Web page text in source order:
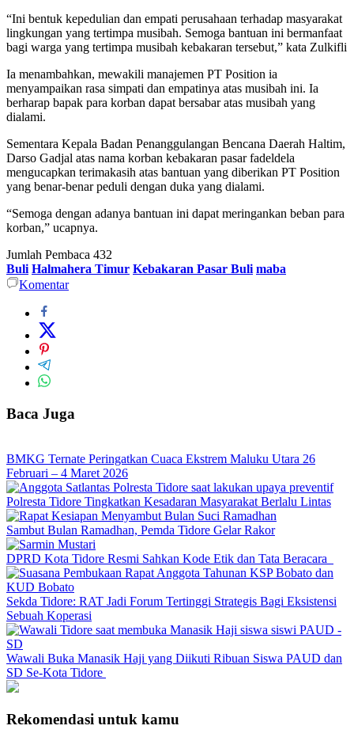
“Ini bentuk kepedulian dan empati perusahaan terhadap masyarakat
lingkungan yang tertimpa musibah. Semoga bantuan ini bermanfaat
bagi warga yang tertimpa musibah kebakaran tersebut,” kata Zulkifli
Ia menambahkan, mewakili manajemen PT Position ia
menyampaikan rasa simpati dan empatinya atas musibah ini. Ia
berharap bapak para korban dapat bersabar atas musibah yang
dialami.
Sementara Kepala Badan Penanggulangan Bencana Daerah Haltim,
Darso Gadjal atas nama korban kebakaran pasar fadeldela
mengucapkan terimakasih atas bantuan yang diberikan PT Position
yang benar-benar peduli dengan duka yang dialami.
“Semoga dengan adanya bantuan ini dapat meringankan beban para
korban,” ucapnya.
Jumlah Pembaca 432
Buli Halmahera Timur Kebakaran Pasar Buli maba
Komentar
Baca Juga
BMKG Ternate Peringatkan Cuaca Ekstrem Maluku Utara 26
Februari – 4 Maret 2026
Polresta Tidore Tingkatkan Kesadaran Masyarakat Berlalu Lintas
Sambut Bulan Ramadhan, Pemda Tidore Gelar Rakor
DPRD Kota Tidore Resmi Sahkan Kode Etik dan Tata Beracara
Sekda Tidore: RAT Jadi Forum Tertinggi Strategis Bagi Eksistensi
Sebuah Koperasi
Wawali Buka Manasik Haji yang Diikuti Ribuan Siswa PAUD dan
SD Se-Kota Tidore
Rekomendasi untuk kamu